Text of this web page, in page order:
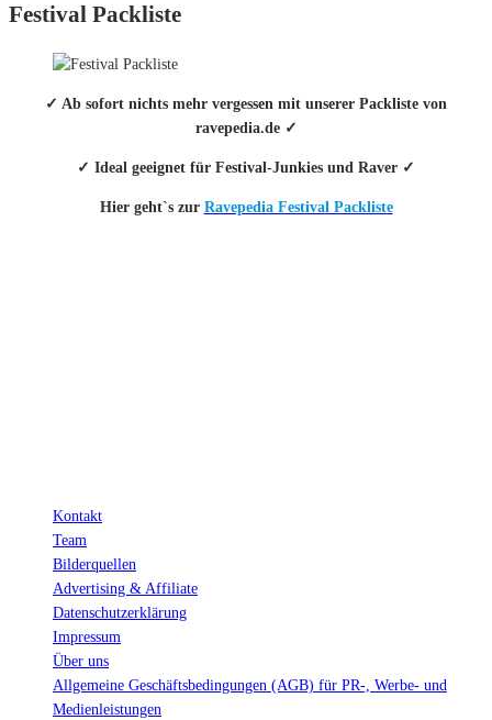
Festival Packliste
✓ Ab sofort nichts mehr vergessen mit unserer Packliste von
ravepedia.de ✓
✓ Ideal geeignet für Festival-Junkies und Raver ✓
Hier geht`s zur Ravepedia Festival Packliste
Kontakt
Team
Bilderquellen
Advertising & Affiliate
Datenschutzerklärung
Impressum
Über uns
Allgemeine Geschäftsbedingungen (AGB) für PR-, Werbe- und
Medienleistungen